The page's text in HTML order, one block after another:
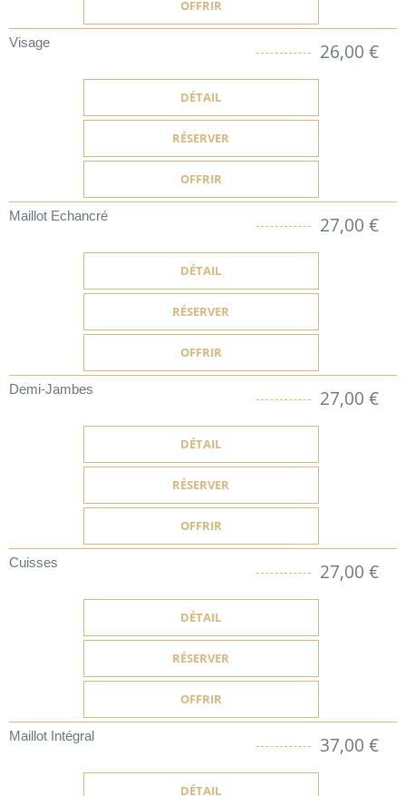
OFFRIR
Visage 26,00 €
DÉTAIL
RÉSERVER
OFFRIR
Maillot Echancré 27,00 €
DÉTAIL
RÉSERVER
OFFRIR
Demi-Jambes 27,00 €
DÉTAIL
RÉSERVER
OFFRIR
Cuisses 27,00 €
DÉTAIL
RÉSERVER
OFFRIR
Maillot Intégral 37,00 €
DÉTAIL